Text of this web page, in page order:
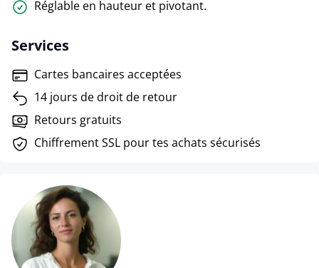
Réglable en hauteur et pivotant.
Services
Cartes bancaires acceptées
14 jours de droit de retour
Retours gratuits
Chiffrement SSL pour tes achats sécurisés